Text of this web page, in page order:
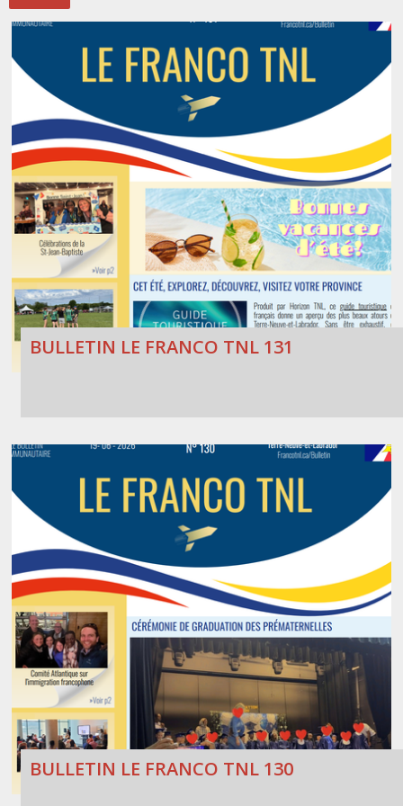
Stacy Smith
Nancy Dillon
Clare Halleran
Joseph Kayumba
Dominic Demers
Yulia Kudryakova
BULLETIN LE FRANCO TNL 131
BULLETIN LE FRANCO TNL 130